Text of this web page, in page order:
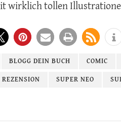
wirklich tollen
BLOGG DEIN BUCH COMIC
REZENSION SUPER NEO